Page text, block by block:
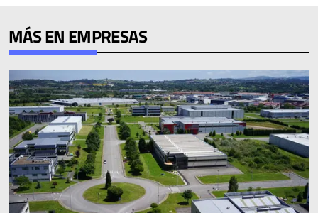
MÁS EN EMPRESAS